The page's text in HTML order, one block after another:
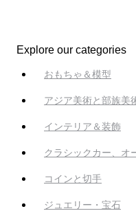
Explore our categories
おもちゃ＆模型
アジア美術と部族美
インテリア＆装飾
クラシックカー、オ
コインと切手
ジュエリー・宝石